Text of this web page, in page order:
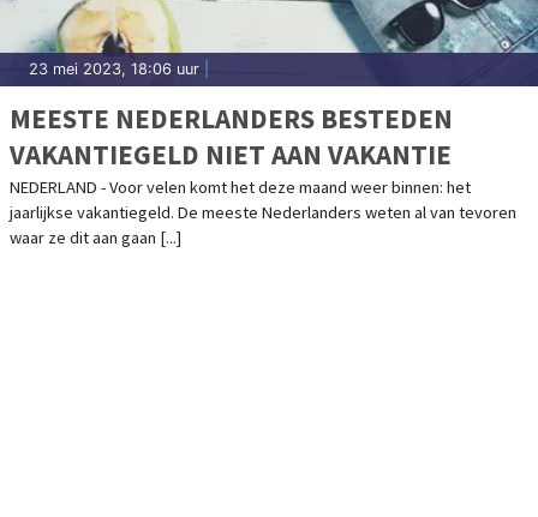
23 mei 2023, 18:06 uur
MEESTE NEDERLANDERS BESTEDEN
VAKANTIEGELD NIET AAN VAKANTIE
NEDERLAND - Voor velen komt het deze maand weer binnen: het
jaarlijkse vakantiegeld. De meeste Nederlanders weten al van tevoren
waar ze dit aan gaan [...]